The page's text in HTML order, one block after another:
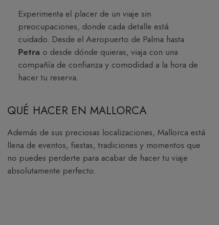
Experimenta el placer de un viaje sin
preocupaciones, donde cada detalle está
cuidado. Desde el Aeropuerto de Palma hasta
Petra o desde dónde quieras, viaja con una
compañía de confianza y comodidad a la hora de
hacer tu reserva.
QUÉ HACER EN MALLORCA
Además de sus preciosas localizaciones, Mallorca está
llena de eventos, fiestas, tradiciones y momentos que
no puedes perderte para acabar de hacer tu viaje
absolutamente perfecto.